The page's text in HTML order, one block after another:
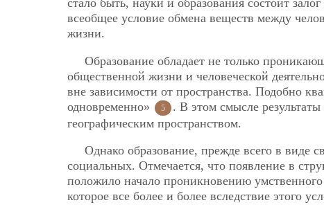
стало быть, науки и образования состоит
всеобщее условие обмена веществ между
жизни.
Образование обладает не только
общественной жизни и человеческой
вне зависимости от пространства. Подобно
одновременно»
5
. В этом смысле
географическим пространством.
Однако образование, прежде всего в виде
социальных. Отмечается, что появление в
положило начало проникновению умственного
которое все более и более вследствие этого